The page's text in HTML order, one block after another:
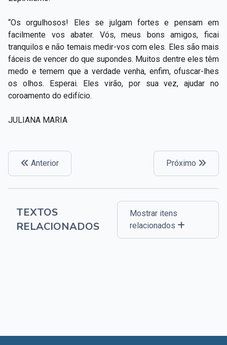
“Os orgulhosos! Eles se julgam fortes e pensam em
facilmente vos abater. Vós, meus bons amigos, ficai
tranquilos e não temais medir-vos com eles. Eles são mais
fáceis de vencer do que supondes. Muitos dentre eles têm
medo e temem que a verdade venha, enfim, ofuscar-lhes
os olhos. Esperai. Eles virão, por sua vez, ajudar no
coroamento do edifício.
JULIANA MARIA
Anterior Próximo
TEXTOS
RELACIONADOS
Mostrar itens
relacionados